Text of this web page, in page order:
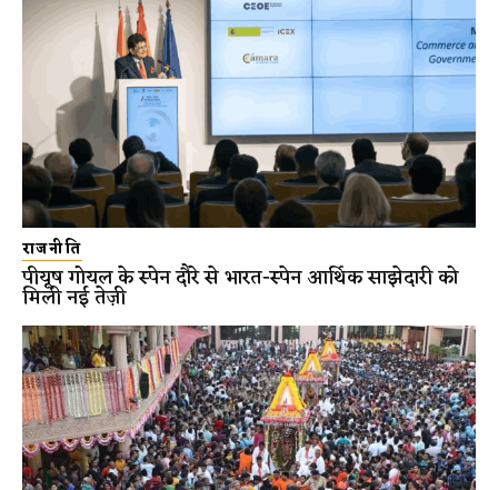
राजनीति
पीयूष गोयल के स्पेन दौरे से भारत-स्पेन आर्थिक साझेदारी को
मिली नई तेज़ी